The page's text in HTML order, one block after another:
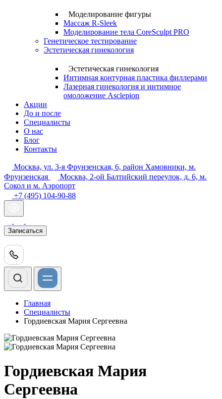
Моделирование фигуры
Массаж R-Sleek
Моделирование тела CoreSculpt PRO
Генетическое тестирование
Эстетическая гинекология
Эстетическая гинекология
Интимная контурная пластика филлерами
Лазерная гинекология и интимное
омоложение Asclepion
Акции
До и после
Специалисты
О нас
Блог
Контакты
Москва, ул. 3-я Фрунзенская, 6, район Хамовники, м.
Фрунзенская
Москва, 2-ой Балтийский переулок, д. 6, м.
Сокол и м. Аэропорт
+7 (495) 104-90-88
Записаться
Главная
Специалисты
Гордиевская Мария Сергеевна
Гордиевская Мария
Сергеевна